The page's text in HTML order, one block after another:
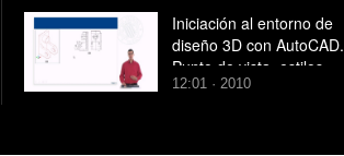
Iniciación al entorno de
diseño 3D con AutoCAD.
Punto de vista, estilos
visuales y orbita 3D
12:01 · 2010